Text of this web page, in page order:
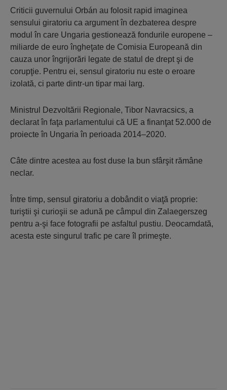
Criticii guvernului Orbán au folosit rapid imaginea
sensului giratoriu ca argument în dezbaterea despre
modul în care Ungaria gestionează fondurile europene –
miliarde de euro îngheţate de Comisia Europeană din
cauza unor îngrijorări legate de statul de drept şi de
corupţie. Pentru ei, sensul giratoriu nu este o eroare
izolată, ci parte dintr-un tipar mai larg.
Ministrul Dezvoltării Regionale, Tibor Navracsics, a
declarat în faţa parlamentului că UE a finanţat 52.000 de
proiecte în Ungaria în perioada 2014–2020.
Câte dintre acestea au fost duse la bun sfârşit rămâne
neclar.
Între timp, sensul giratoriu a dobândit o viaţă proprie:
turiştii şi curioşii se adună pe câmpul din Zalaegerszeg
pentru a-şi face fotografii pe asfaltul pustiu. Deocamdată,
acesta este singurul trafic pe care îl primeşte.